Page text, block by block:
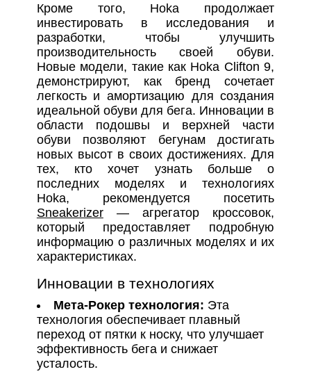
Кроме того, Hoka продолжает
инвестировать в исследования и
разработки, чтобы улучшить
производительность своей обуви.
Новые модели, такие как Hoka Clifton 9,
демонстрируют, как бренд сочетает
легкость и амортизацию для создания
идеальной обуви для бега. Инновации в
области подошвы и верхней части
обуви позволяют бегунам достигать
новых высот в своих достижениях. Для
тех, кто хочет узнать больше о
последних моделях и технологиях
Hoka, рекомендуется посетить
Sneakerizer— агрегатор кроссовок,
который предоставляет подробную
информацию о различных моделях и их
характеристиках.
Инновации в технологиях
Мета-Рокер технология: Эта
технология обеспечивает плавный
переход от пятки к носку, что улучшает
эффективность бега и снижает
усталость.